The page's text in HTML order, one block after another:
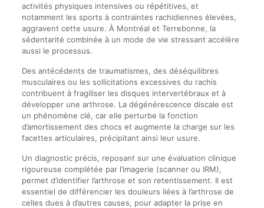
activités physiques intensives ou répétitives, et
notamment les sports à contraintes rachidiennes élevées,
aggravent cette usure. À Montréal et Terrebonne, la
sédentarité combinée à un mode de vie stressant accélère
aussi le processus.
Des antécédents de traumatismes, des déséquilibres
musculaires ou les sollicitations excessives du rachis
contribuent à fragiliser les disques intervertébraux et à
développer une arthrose. La dégénérescence discale est
un phénomène clé, car elle perturbe la fonction
d’amortissement des chocs et augmente la charge sur les
facettes articulaires, précipitant ainsi leur usure.
Un diagnostic précis, reposant sur une évaluation clinique
rigoureuse complétée par l’imagerie (scanner ou IRM),
permet d’identifier l’arthrose et son retentissement. Il est
essentiel de différencier les douleurs liées à l’arthrose de
celles dues à d’autres causes, pour adapter la prise en